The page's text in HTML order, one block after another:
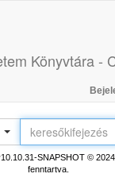
Könyvtára -
SNAPSHOT © 2024
fenntartva.